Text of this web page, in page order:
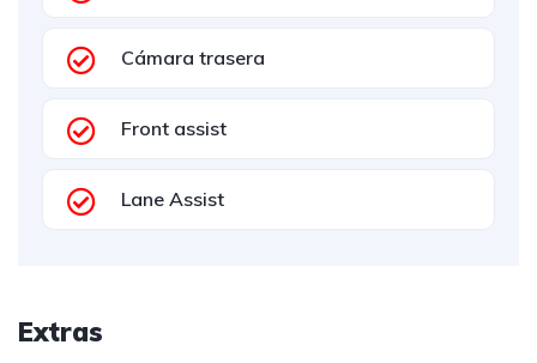
Cámara trasera
Front assist
Lane Assist
Extras